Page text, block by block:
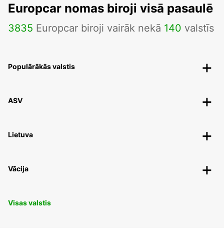
Europcar nomas biroji visā pasaulē
3835 Europcar biroji vairāk nekā 140 valstīs
Populārākās valstis
ASV
Lietuva
Vācija
Visas valstis